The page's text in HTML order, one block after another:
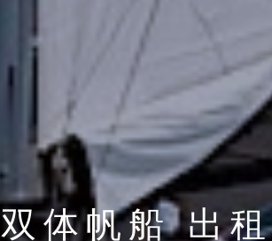
双体帆船 出租